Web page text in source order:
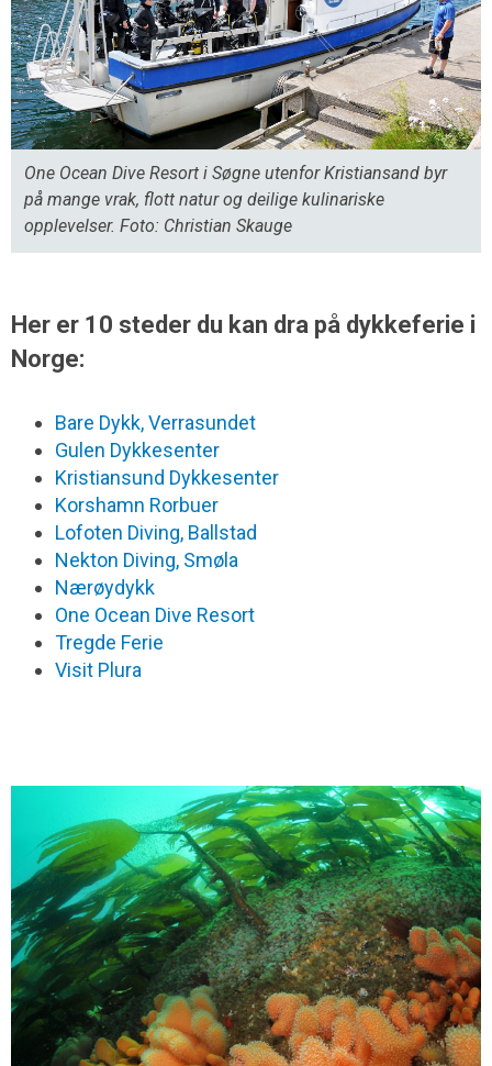
One Ocean Dive Resort i Søgne utenfor Kristiansand byr
på mange vrak, flott natur og deilige kulinariske
opplevelser. Foto: Christian Skauge
Her er 10 steder du kan dra på dykkeferie i
Norge:
Bare Dykk, Verrasundet
Gulen Dykkesenter
Kristiansund Dykkesenter
Korshamn Rorbuer
Lofoten Diving, Ballstad
Nekton Diving, Smøla
Nærøydykk
One Ocean Dive Resort
Tregde Ferie
Visit Plura